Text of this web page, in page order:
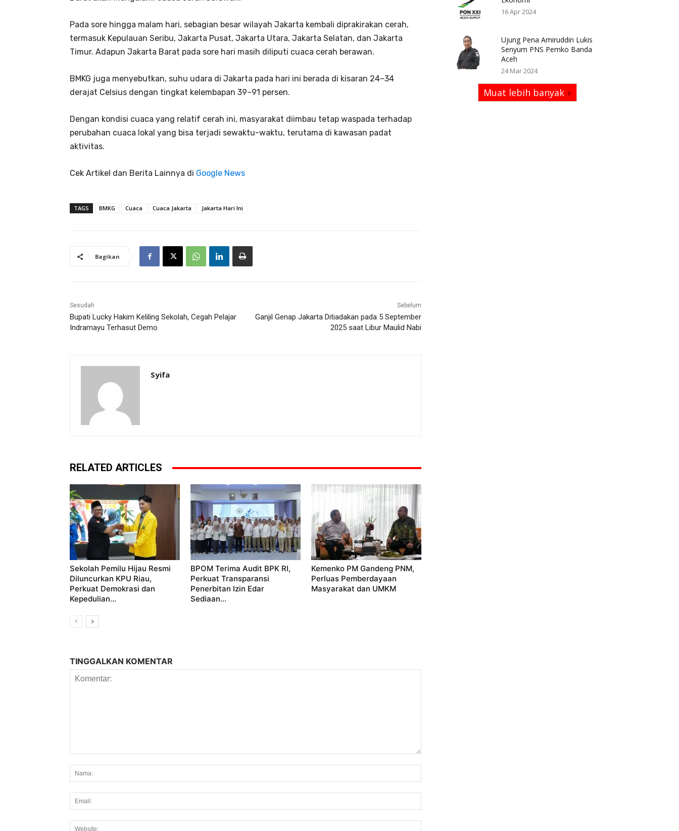
Pada sore hingga malam hari, sebagian besar wilayah Jakarta kembali diprakirakan cerah,
termasuk Kepulauan Seribu, Jakarta Pusat, Jakarta Utara, Jakarta Selatan, dan Jakarta
Timur. Adapun Jakarta Barat pada sore hari masih diliputi cuaca cerah berawan.
BMKG juga menyebutkan, suhu udara di Jakarta pada hari ini berada di kisaran 24–34
derajat Celsius dengan tingkat kelembapan 39–91 persen.
Dengan kondisi cuaca yang relatif cerah ini, masyarakat diimbau tetap waspada terhadap
perubahan cuaca lokal yang bisa terjadi sewaktu-waktu, terutama di kawasan padat
aktivitas.
Cek Artikel dan Berita Lainnya di Google News
TAGS BMKG Cuaca Cuaca Jakarta Jakarta Hari Ini
Bagikan
Sesudah
Bupati Lucky Hakim Keliling Sekolah, Cegah Pelajar
Indramayu Terhasut Demo
Sebelum
Ganjil Genap Jakarta Ditiadakan pada 5 September
2025 saat Libur Maulid Nabi
Syifa
RELATED ARTICLES
Sekolah Pemilu Hijau Resmi
Diluncurkan KPU Riau,
Perkuat Demokrasi dan
Kepedulian...
BPOM Terima Audit BPK RI,
Perkuat Transparansi
Penerbitan Izin Edar
Sediaan...
Kemenko PM Gandeng PNM,
Perluas Pemberdayaan
Masyarakat dan UMKM
TINGGALKAN KOMENTAR
16 Apr 2024
Ujung Pena Amiruddin Lukis
Senyum PNS Pemko Banda
Aceh
24 Mar 2024
Muat lebih banyak